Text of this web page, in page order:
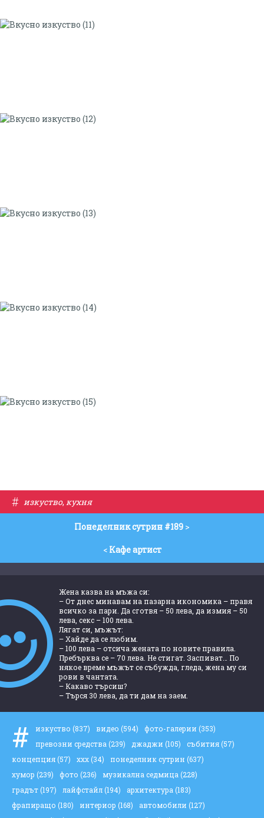
# изкуство, кухня
Понеделник сутрин #189 >
< Кафе артист
Жена казва на мъжа си:
– От днес минавам на пазарна икономика – правя
всичко за пари. Да сготвя – 50 лева, да измия – 50
лева, секс – 100 лева.
Лягат си, мъжът:
– Хайде да се любим.
– 100 лева – отсича жената по новите правила.
Пребърква се – 70 лева. Не стигат. Заспиват… По
някое време мъжът се събужда, гледа, жена му си
рови в чантата.
– Какаво търсиш?
– Търся 30 лева, да ти дам на заем.
# изкуство (837) видео (594) фото-галерии (353)
превозни средства (239) джаджи (105) събития(57)
концепция(57) ххх(34) понеделник сутрин (637)
хумор (239) фото (236) музикална седмица (228)
градът(197) лайфстайл(194) архитектура (183)
фрапиращо (180) интериор (168) автомобили (127)